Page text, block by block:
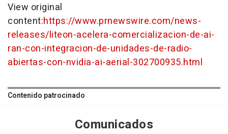
View original
content:https://www.prnewswire.com/news-
releases/liteon-acelera-comercializacion-de-ai-
ran-con-integracion-de-unidades-de-radio-
abiertas-con-nvidia-ai-aerial-302700935.html
Contenido patrocinado
Comunicados